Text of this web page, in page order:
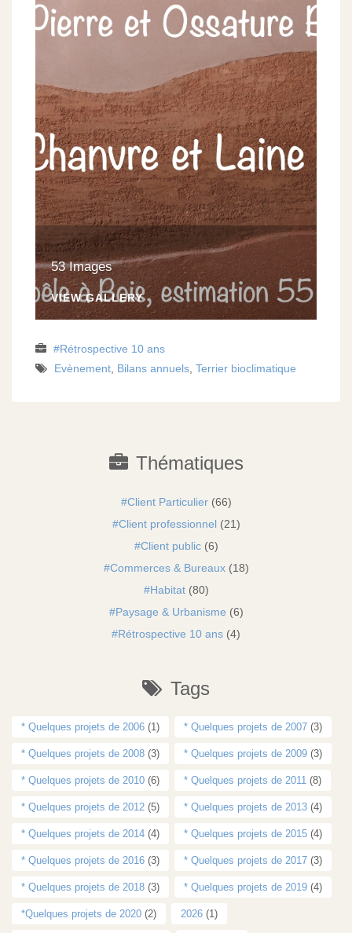
53 Images
VIEW GALLERY
Rétrospective 10 ans
Evènement Bilans annuels Terrier bioclimatique
Thématiques
Client Particulier(66)
Client professionnel(21)
Client public(6)
Commerces & Bureaux(18)
Habitat(80)
Paysage & Urbanisme (6)
Rétrospective 10 ans (4)
Tags
* Quelques projets de 2006 (1) * Quelques projets de 2007 (3)
* Quelques projets de 2008 (3) * Quelques projets de 2009 (3)
* Quelques projets de 2010 (6) * Quelques projets de 2011 (8)
* Quelques projets de 2012 (5) * Quelques projets de 2013 (4)
* Quelques projets de 2014 (4) * Quelques projets de 2015 (4)
* Quelques projets de 2016 (3) * Quelques projets de 2017 (3)
* Quelques projets de 2018 (3) * Quelques projets de 2019 (4)
*Quelques projets de 2020 (2) 2026 (1)